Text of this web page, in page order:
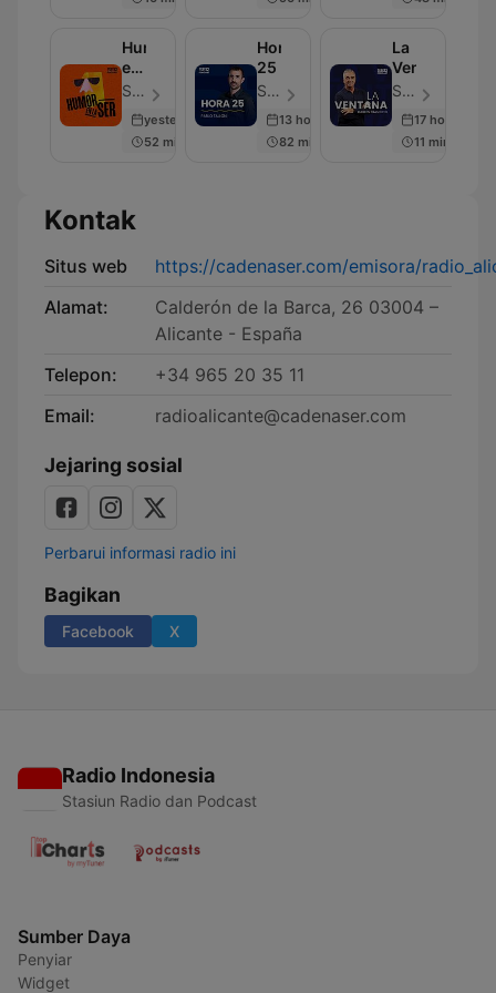
Humor
en
la
Cadena
SER
SER Podcast - Episode 285
yesterday
52 min
Hora
25
SER Podcast - Episode 630
13 hours ago
82 min
La
Ventana
SER Podcast - Episode 668
17 hours ago
11 min
Kontak
Situs web
https://cadenaser.com/emisora/
Alamat:
Calderón de la Barca, 26 03004 –
Alicante - España
Telepon:
+34 965 20 35 11
Email:
radioalicante@cadenaser.com
Jejaring sosial
Perbarui informasi radio ini
Bagikan
Facebook X
Radio Indonesia
Stasiun Radio dan Podcast
Sumber Daya
Penyiar
Widget